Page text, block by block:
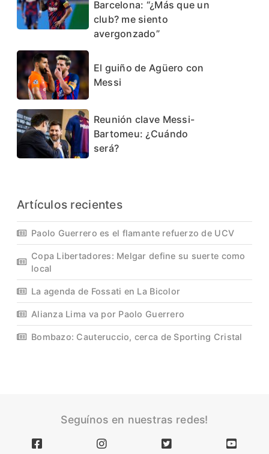
Barcelona: “¿Más que un
club? me siento
avergonzado”
El guiño de Agüero con
Messi
Reunión clave Messi-
Bartomeu: ¿Cuándo
será?
Artículos recientes
Paolo Guerrero es el flamante refuerzo de UCV
Copa Libertadores: Melgar define su suerte como
local
La agenda de Fossati en La Bicolor
Alianza Lima va por Paolo Guerrero
Bombazo: Cauteruccio, cerca de Sporting Cristal
Seguínos en nuestras redes!